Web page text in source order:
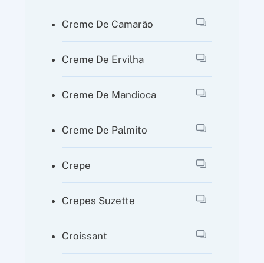
Creme De Camarão
Creme De Ervilha
Creme De Mandioca
Creme De Palmito
Crepe
Crepes Suzette
Croissant